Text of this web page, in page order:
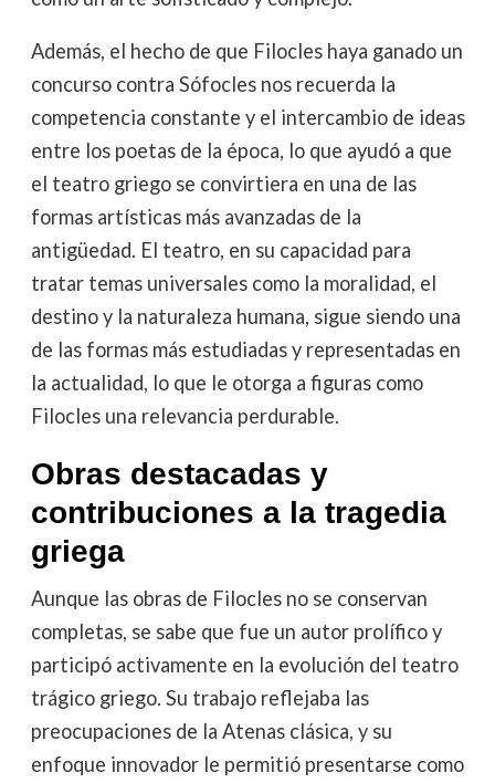
Además, el hecho de que Filocles haya ganado un
concurso contra Sófocles nos recuerda la
competencia constante y el intercambio de ideas
entre los poetas de la época, lo que ayudó a que
el teatro griego se convirtiera en una de las
formas artísticas más avanzadas de la
antigüedad. El teatro, en su capacidad para
tratar temas universales como la moralidad, el
destino y la naturaleza humana, sigue siendo una
de las formas más estudiadas y representadas en
la actualidad, lo que le otorga a figuras como
Filocles una relevancia perdurable.
Obras destacadas y
contribuciones a la tragedia
griega
Aunque las obras de Filocles no se conservan
completas, se sabe que fue un autor prolífico y
participó activamente en la evolución del teatro
trágico griego. Su trabajo reflejaba las
preocupaciones de la Atenas clásica, y su
enfoque innovador le permitió presentarse como